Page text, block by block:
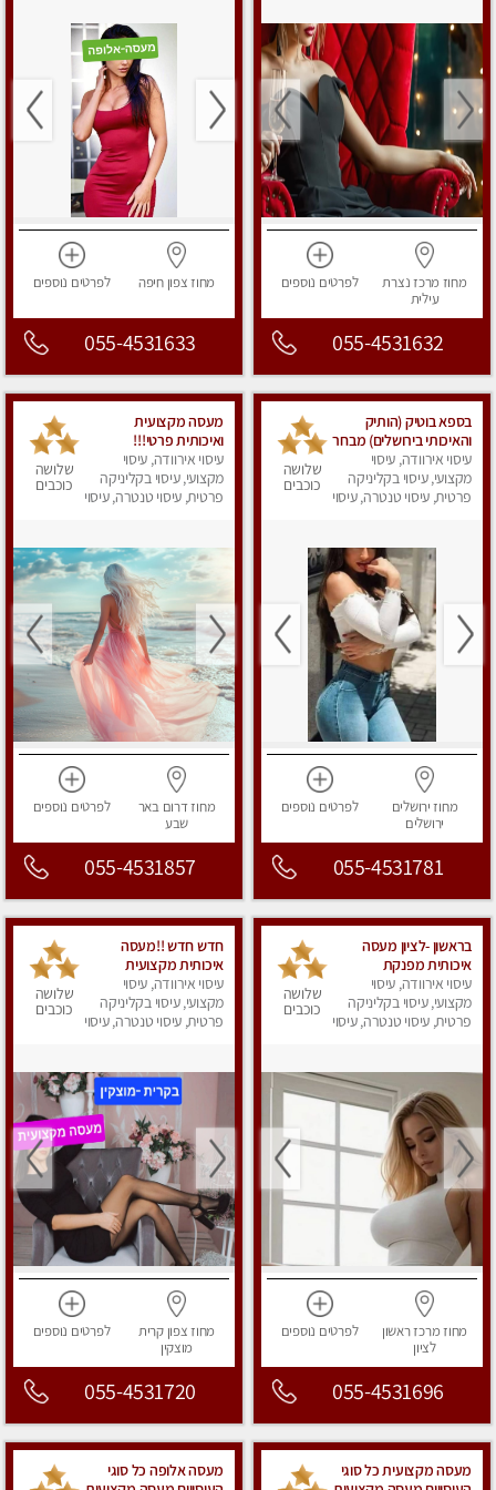
מחוז מרכז נצרת
עילית
לפרטים נוספים
055-4531632
מחוז צפוןחיפה לפרטים נוספים
055-4531633
בספא בוטיק (הותיק
והאיכותי בירושלים) מבחר
טיפולים מפנקים עם
שמנים חמים לגוף ולנפש.
עיסוי אירוודה, עיסוי
מקצועי, עיסוי בקליניקה
פרטית, עיסוי טנטרה, עיסוי
שלושה
כוכבים
מחוז ירושלים
ירושלים
לפרטים נוספים
055-4531781
מעסה מקצועית
ואיכותית פרטי!!!
עיסוי אירוודה, עיסוי
מקצועי, עיסוי בקליניקה
פרטית, עיסוי טנטרה, עיסוי
שלושה
כוכבים
מחוז דרום באר
שבע
לפרטים נוספים
055-4531857
בראשון -לציון מעסה
איכותית מפנקת
ומקצועית מאוד -ללא מין
עיסוי אירוודה, עיסוי
מקצועי, עיסוי בקליניקה
פרטית, עיסוי טנטרה, עיסוי
שלושה
כוכבים
מחוז מרכזראשון
לציון
לפרטים נוספים
055-4531696
חדש חדש !!מעסה
איכותית מקצועית
ומפנקת מאוד בקריות
עיסוי אירוודה, עיסוי
מקצועי, עיסוי בקליניקה
פרטית, עיסוי טנטרה, עיסוי
שלושה
כוכבים
מחוז צפוןקרית
מוצקין
לפרטים נוספים
055-4531720
מעסה מקצועית כל סוגי
מעסה אלופה כל סוגי